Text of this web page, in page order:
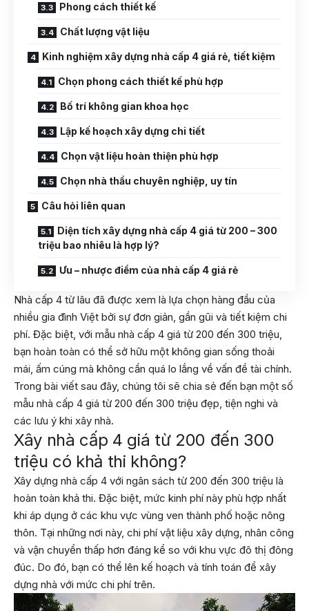
Phong cách thiết kế
Chất lượng vật liệu
Kinh nghiệm xây dựng nhà cấp 4 giá rẻ, tiết kiệm
Chọn phong cách thiết kế phù hợp
Bố trí không gian khoa học
Lập kế hoạch xây dựng chi tiết
Chọn vật liệu hoàn thiện phù hợp
Chọn nhà thầu chuyên nghiệp, uy tín
Câu hỏi liên quan
Diện tích xây dựng nhà cấp 4 giá từ 200 – 300
triệu bao nhiêu là hợp lý?
Ưu – nhược điểm của nhà cấp 4 giá rẻ
Nhà cấp 4 từ lâu đã được xem là lựa chọn hàng đầu của
nhiều gia đình Việt bởi sự đơn giản, gần gũi và tiết kiệm chi
phí. Đặc biệt, với mẫu nhà cấp 4 giá từ 200 đến 300 triệu,
bạn hoàn toàn có thể sở hữu một không gian sống thoải
mái, ấm cúng mà không cần quá lo lắng về vấn đề tài chính.
Trong bài viết sau đây, chúng tôi sẽ chia sẻ đến bạn một số
mẫu nhà cấp 4 giá từ 200 đến 300 triệu đẹp, tiện nghi và
các lưu ý khi xây nhà.
Xây nhà cấp 4 giá từ 200 đến 300
triệu có khả thi không?
Xây dựng nhà cấp 4 với ngân sách từ 200 đến 300 triệu là
hoàn toàn khả thi. Đặc biệt, mức kinh phí này phù hợp nhất
khi áp dụng ở các khu vực vùng ven thành phố hoặc nông
thôn. Tại những nơi này, chi phí vật liệu xây dựng, nhân công
và vận chuyển thấp hơn đáng kể so với khu vực đô thị đông
đúc. Do đó, bạn có thể lên kế hoạch và tính toán để xây
dựng nhà với mức chi phí trên.